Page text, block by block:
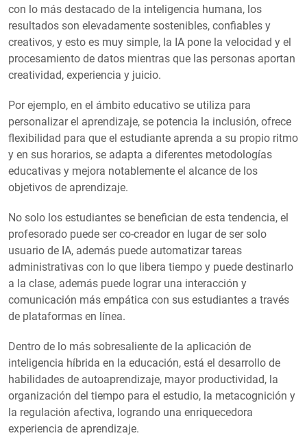
con lo más destacado de la inteligencia humana, los
resultados son elevadamente sostenibles, confiables y
creativos, y esto es muy simple, la IA pone la velocidad y el
procesamiento de datos mientras que las personas aportan
creatividad, experiencia y juicio.
Por ejemplo, en el ámbito educativo se utiliza para
personalizar el aprendizaje, se potencia la inclusión, ofrece
flexibilidad para que el estudiante aprenda a su propio ritmo
y en sus horarios, se adapta a diferentes metodologías
educativas y mejora notablemente el alcance de los
objetivos de aprendizaje.
No solo los estudiantes se benefician de esta tendencia, el
profesorado puede ser co-creador en lugar de ser solo
usuario de IA, además puede automatizar tareas
administrativas con lo que libera tiempo y puede destinarlo
a la clase, además puede lograr una interacción y
comunicación más empática con sus estudiantes a través
de plataformas en línea.
Dentro de lo más sobresaliente de la aplicación de
inteligencia híbrida en la educación, está el desarrollo de
habilidades de autoaprendizaje, mayor productividad, la
organización del tiempo para el estudio, la metacognición y
la regulación afectiva, logrando una enriquecedora
experiencia de aprendizaje.